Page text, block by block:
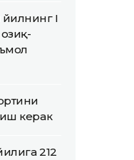
йилнинг I
керак
212